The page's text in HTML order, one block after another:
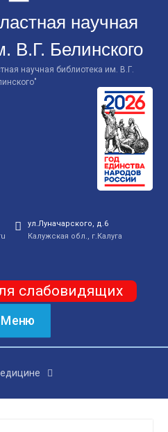
научная
В.Г. Белинского
научная библиотека им. В.Г.
ул.Луначарского, д.6
Калужская обл., г.Калуга
слабовидящих
Меню